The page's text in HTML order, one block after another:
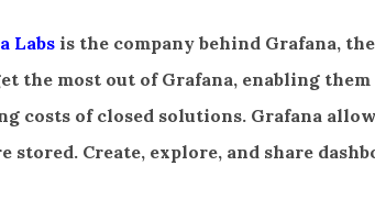
Labs is the company behind Grafana,
the most out of Grafana, enabling
costs of closed solutions. Grafana
stored. Create, explore, and share